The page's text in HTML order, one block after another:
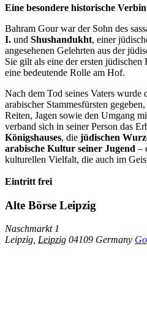
Eine besondere historische
Bahram Gour war der Sohn des
I. und Shushandukht, einer
angesehenen Gelehrten aus der
Sie gilt als eine der ersten
eine bedeutende Rolle am Hof.
Nach dem Tod seines Vaters
arabischer Stammesfürsten
Reiten, Jagen sowie den Umgang
verband sich in seiner Person das
Königshauses, die jüdischen
arabische Kultur seiner Jugend –
kulturellen Vielfalt, die auch im
Eintritt frei
Alte Börse Leipzig
Naschmarkt 1
Leipzig Leipzig 04109 Germany